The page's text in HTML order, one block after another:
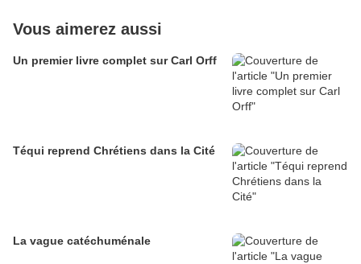
Vous aimerez aussi
Un premier livre complet sur Carl Orff
Téqui reprend Chrétiens dans la Cité
La vague catéchuménale